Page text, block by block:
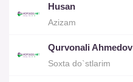
Husan
Azizam
Qurvonali Ahmedov
Soxta do`stlarim